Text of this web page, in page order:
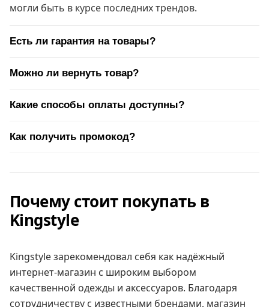
могли быть в курсе последних трендов.
Есть ли гарантия на товары?
Можно ли вернуть товар?
Какие способы оплаты доступны?
Как получить промокод?
Почему стоит покупать в
Kingstyle
Kingstyle зарекомендовал себя как надёжный
интернет-магазин с широким выбором
качественной одежды и аксессуаров. Благодаря
сотрудничеству с известными брендами, магазин